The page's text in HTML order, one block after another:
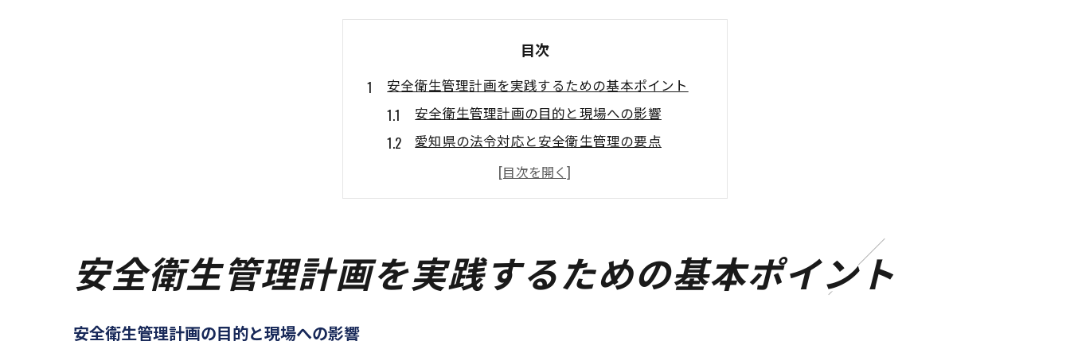
目次
安全衛生管理計画を実践するための基本ポイント
安全衛生管理計画の目的と現場への影響
愛知県の法令対応と安全衛生管理の要点
安全衛生管理計画表作成の流れと実務ポイント
現場の安全衛生管理体制構築の基本
年度ごとの安全衛生管理計画は必要か徹底解説
安全衛生管理計画は毎年必要なのか整理
安全衛生管理計画を実践するための基本ポイント
安全衛生管理計画の目的と現場への影響